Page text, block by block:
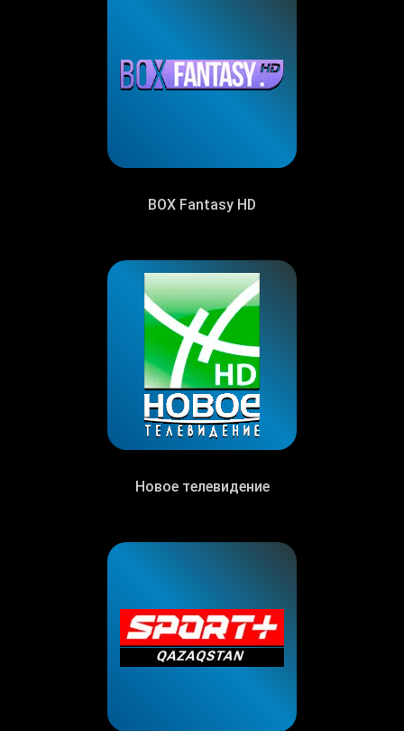
BOX Fantasy HD
Новое телевидение